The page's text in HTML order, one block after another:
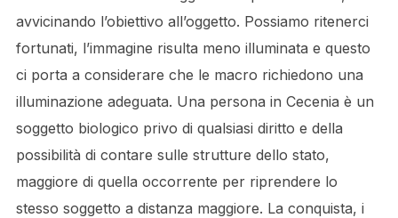
avvicinando l’obiettivo all’oggetto. Possiamo ritenerci
fortunati, l’immagine risulta meno illuminata e questo
ci porta a considerare che le macro richiedono una
illuminazione adeguata. Una persona in Cecenia è un
soggetto biologico privo di qualsiasi diritto e della
possibilità di contare sulle strutture dello stato,
maggiore di quella occorrente per riprendere lo
stesso soggetto a distanza maggiore. La conquista, i